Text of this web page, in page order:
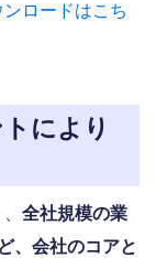
ロードはこち
により
全社規模の業
、会社のコアと